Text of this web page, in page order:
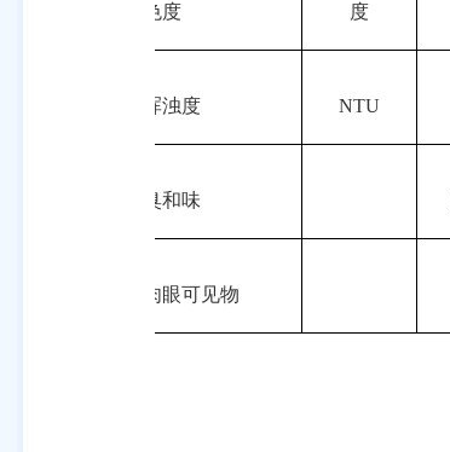
色度 度
浑浊度 NTU
臭和味
肉眼可见物